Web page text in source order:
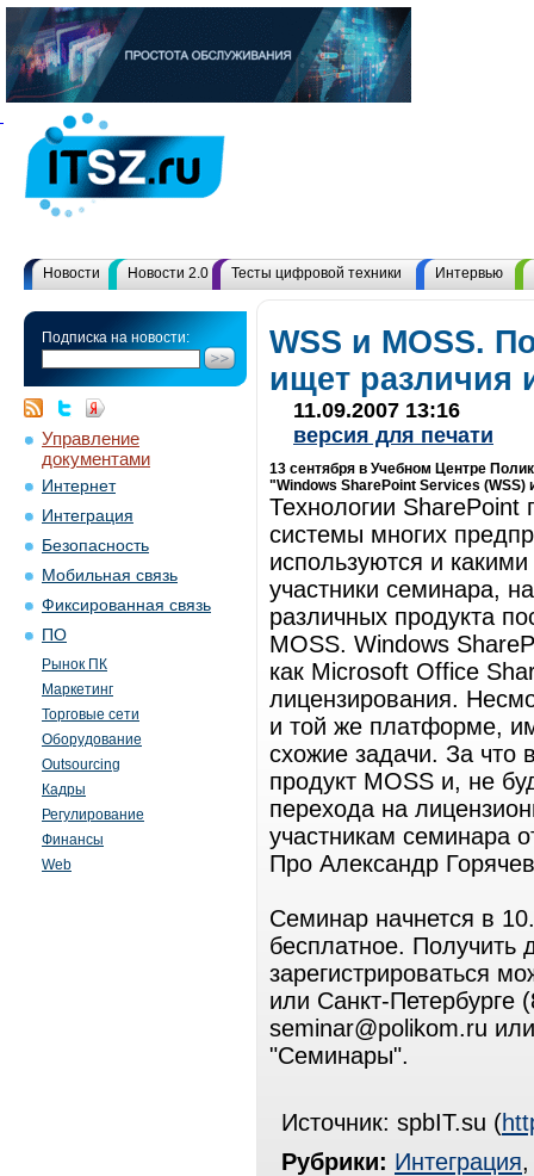
Новости Новости 2.0 Тесты цифровой техники Интервью
Подписка на новости:
Управление
документами
Интернет
Интеграция
Безопасность
Мобильная связь
Фиксированная связь
ПО
Рынок ПК
Маркетинг
Торговые сети
Оборудование
Outsourcing
Кадры
Регулирование
Финансы
Web
WSS и MOSS.
ищет различия
11.09.2007 13:16
версия для печати
13 сентября в Учебном Центре
"Windows SharePoint Serviсes (WSS)
Технологии
системы многих
используются и
участники семинара,
различных продукта
MOSS. Windows
как Microsoft Office
лицензирования.
и той же платформе,
схожие задачи. За что
продукт MOSS и, не
перехода на
участникам семинара
Про Александр
Семинар начнется в
бесплатное.
зарегистрироваться
или Санкт-Петербурге
seminar@polikom.ru
"Семинары".
Источник: spbIT.su (
Рубрики: Интеграция